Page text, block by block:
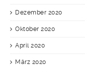
Dezember 2020
Oktober 2020
April 2020
März 2020